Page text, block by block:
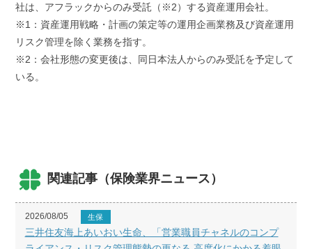
社は、アフラックからのみ受託（※2）する資産運用会社。
※1：資産運用戦略・計画の策定等の運用企画業務及び資産運用
リスク管理を除く業務を指す。
※2：会社形態の変更後は、同日本法人からのみ受託を予定して
いる。
関連記事（保険業界ニュース）
2026/08/05 生保
三井住友海上あいおい生命、「営業職員チャネルのコンプ